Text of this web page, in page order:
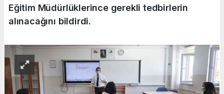
Eğitim Müdürlüklerince gerekli tedbirlerin
alınacağını bildirdi.